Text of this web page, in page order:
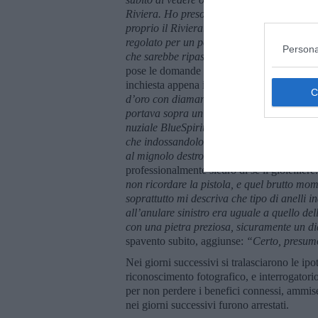
Riviera. Ho preso il cofanetto con gli
proprio il Riviera. Lo ha visionato da
regolato per un polso da uomo. Non mi
che sarebbe ripassata con il marito.”Il
pose le domande che teneva in mente e
inchiesta appena iniziata e che sembrava
d’oro con diamanti, era un Cartier a tre
portava sopra un maglione nero a collo
nuziale BlueSpirit, praticamente sono tre
che indossandolo sembri un unico anello.
al mignolo destro indossava uno
professionalmente sicuro di sé il
non ricordare la pistola, e quel brutto
soprattutto mi descriva che tipo di anelli
all’anulare sinistro era uguale a quello
con una pietra preziosa, sicuramente un
spavento subito, aggiunse: “Certo,
Nei giorni successivi si tralasciarono le
riconoscimento fotografico, e
per non perdere i benefici connessi,
nei giorni successivi furono arrestati.